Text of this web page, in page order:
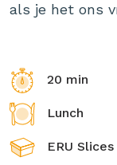
als je het ons
20 min
Lunch
ERU